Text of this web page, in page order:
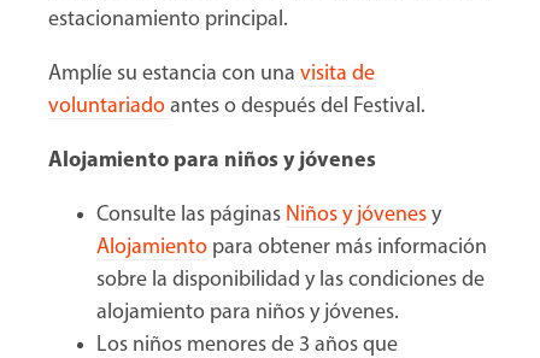
estacionamiento principal.
Amplíe su estancia con una visita de
voluntariado antes o después del Festival.
Alojamiento para niños y jóvenes
Consulte las páginas Niños y jóvenes y
Alojamiento para obtener más información
sobre la disponibilidad y las condiciones de
alojamiento para niños y jóvenes.
Los niños menores de 3 años que